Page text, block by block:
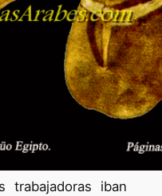
trabajadoras iban